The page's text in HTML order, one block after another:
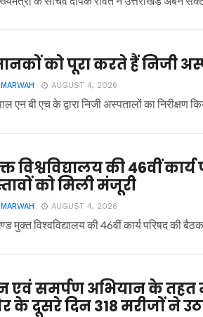
को पूरा करते हैं निजी
AUGUST 4, 2026
एन बी एच के द्वारा निजी अस्पतालों का निरीक्षण
विश्वविद्यालय की 46वीं
को मिली मंजूरी
AUGUST 4, 2026
मुक्त विश्वविद्यालय की 46वीं कार्य परिषद की
एवं समर्पण अभियान के तहत
के दूसरे दिन 318 मरीजों ने